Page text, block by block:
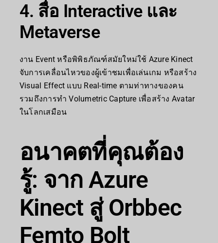
4. สื่อ Interactive และ
Metaverse
งาน Event หรือพิพิธภัณฑ์สมัยใหม่ใช้ Azure Kinect
จับการเคลื่อนไหวของผู้เข้าชมเพื่อเล่นเกม หรือสร้าง
Visual Effect แบบ Real-time ตามท่าทางของคน
รวมถึงการทำ Volumetric Capture เพื่อสร้าง Avatar
ในโลกเสมือน
อนาคตที่คุณต้อง
รู้: จาก Azure
Kinect สู่ Orbbec
Femto Bolt